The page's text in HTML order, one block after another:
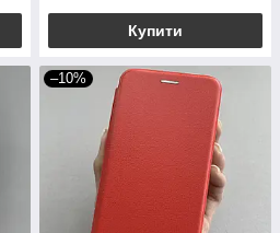
Купити
–10%